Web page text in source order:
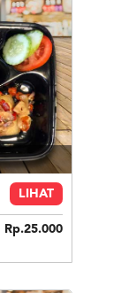
LIHAT
Rp.25.000